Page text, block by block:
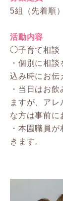
5組
​（先着順）
活動内容
◯子育て相談
・個別に相
込み時にお伝
・当日はお
ますが、ア
な方は事前に
・本園職員
きます。